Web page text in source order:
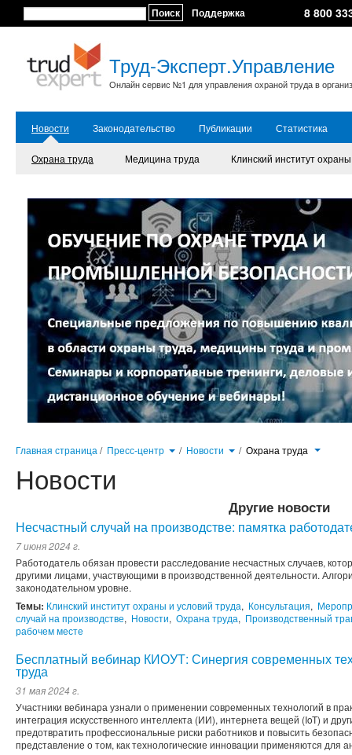
Поиск Поддержка 8 800
Труд-Эксперт.Управление
Онлайн сервис №1 для управления охраной труда в
Новости Законодательство Публикации Статистика
Охрана труда Медицина труда Клинский институт
Главная страница / Пресс-центр / Новости / Охрана труда
Новости
Другие новости
Несчастный случай на производстве: памятка
7 июня 2024 г.
Работодатель обязан провести расследование несчастных случаев,
другими лицами, участвующими в производственной деятельности.
законодательном уровне.
Темы: Клинский институт охраны и условий труда, Консультация,
случай на производстве, Новости, Охрана труда, Производственный
рабочем месте
Бесплатный вебинар КИОУТ: Синергия современных
труда
31 мая 2024 г.
Участники вебинара узнали о применении современных технологий в
интеграция искусственного интеллекта (ИИ), интернета вещей (IoT) и
предотвратить профессиональные риски работников и повысить
представление о том, как технологические инновации применяются для